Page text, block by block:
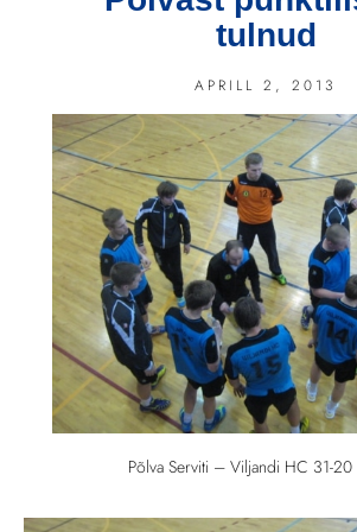
tulnud
APRILL 2, 2013
Põlva Serviti – Viljandi HC 31-20